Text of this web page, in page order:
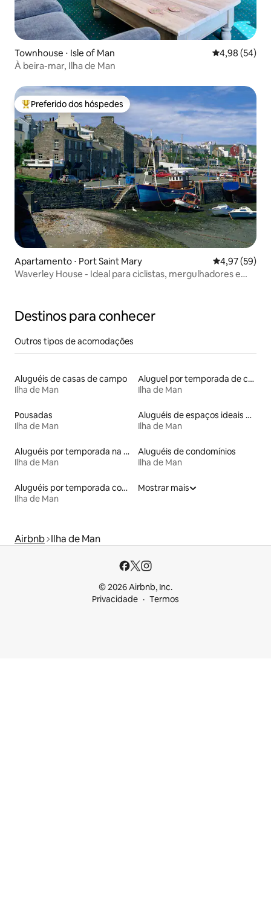
Townhouse ⋅ Isle of Man 4,98 de uma
4,98 (54)
À beira-mar, Ilha de Man
Entre os melhores preferidos dos hóspedes
Preferido dos hóspedes
Apartamento ⋅ Port Saint Mary 4,97 de uma
4,97 (59)
Waverley House - Ideal para ciclistas, mergulhadores e
Destinos para conhecer
Outros tipos de acomodações
Aluguéis de casas de campo
Ilha de Man
Aluguel por temporada de casas de hóspedes
Ilha de Man
Pousadas
Ilha de Man
Aluguéis de espaços ideais para famílias
Ilha de Man
Aluguéis por temporada na orla
Ilha de Man
Aluguéis de condomínios
Ilha de Man
Aluguéis por temporada com acesso à praia
Ilha de Man
Mostrar mais
Airbnb Ilha de Man
© 2026 Airbnb, Inc.
Privacidade
Termos